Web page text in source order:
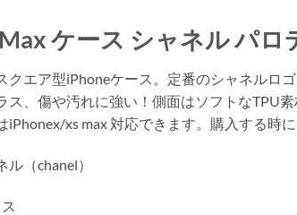
ケース シャネル パ
クエア型iPhoneケース。定番のシャネルロ
ス、傷や汚れに強い！側面はソフトなTPU
iPhonex/xs max 対応できます。購入する時
ル（chanel）